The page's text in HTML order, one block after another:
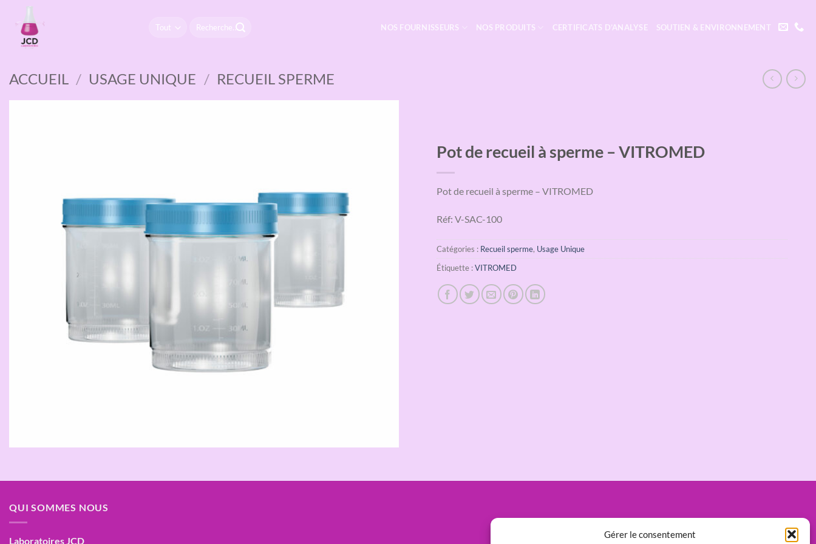
Gérer le consentement
contenu
Recherche
NOS FOURNISSEURS NOS PRODUITS CERTIFICATS D’ANALYSE SOUTIEN & ENVIRONNEMENT
ACCUEIL / USAGE UNIQUE / RECUEIL SPERME
Pot de recueil à sperme – VITROMED
Pot de recueil à sperme – VITROMED
Réf: V-SAC-100
Catégories : Recueil sperme, Usage Unique
Étiquette :VITROMED
QUI SOMMES NOUS
Laboratoires JCD